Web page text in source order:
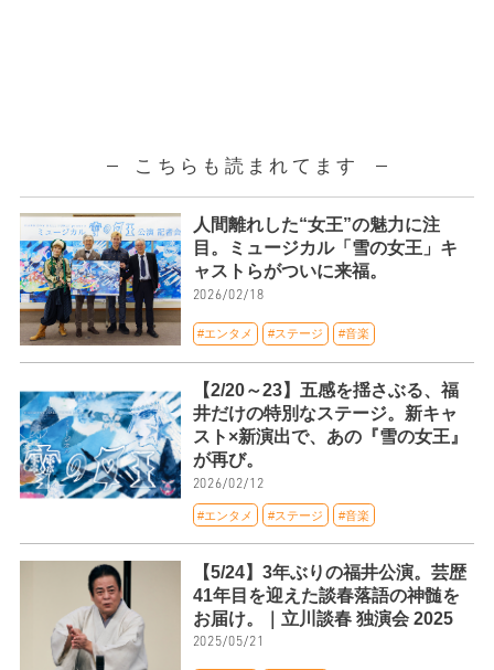
こちらも読まれてます
人間離れした“女王”の魅力に注
目。ミュージカル「雪の女王」キ
ャストらがついに来福。
2026/02/18
#エンタメ #ステージ #音楽
【2/20～23】五感を揺さぶる、福
井だけの特別なステージ。新キャ
スト×新演出で、あの『雪の女王』
が再び。
2026/02/12
#エンタメ #ステージ #音楽
【5/24】3年ぶりの福井公演。芸歴
41年目を迎えた談春落語の神髄を
お届け。｜立川談春 独演会 2025
2025/05/21